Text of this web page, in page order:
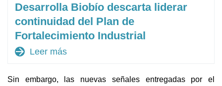
Desarrolla Biobío descarta liderar
continuidad del Plan de
Fortalecimiento Industrial
arrow_forward Leer más
Sin embargo, las nuevas señales entregadas por el